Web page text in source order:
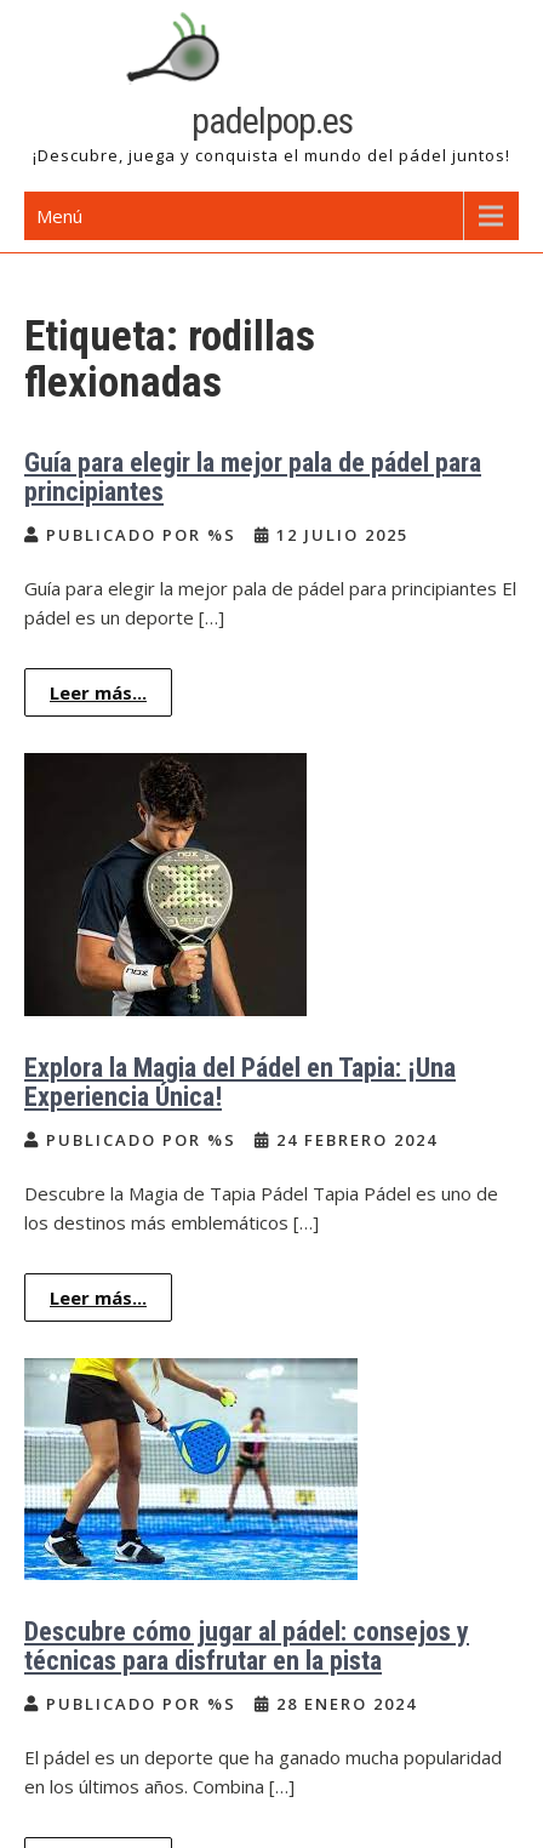
padelpop.es
¡Descubre, juega y conquista el mundo del pádel juntos!
Menú
Etiqueta: rodillas
flexionadas
Guía para elegir la mejor pala de pádel para
principiantes
PUBLICADO POR %S 12 JULIO 2025
Guía para elegir la mejor pala de pádel para principiantes El
pádel es un deporte […]
Leer más...
Explora la Magia del Pádel en Tapia: ¡Una
Experiencia Única!
PUBLICADO POR %S 24 FEBRERO 2024
Descubre la Magia de Tapia Pádel Tapia Pádel es uno de
los destinos más emblemáticos […]
Leer más...
Descubre cómo jugar al pádel: consejos y
técnicas para disfrutar en la pista
PUBLICADO POR %S 28 ENERO 2024
El pádel es un deporte que ha ganado mucha popularidad
en los últimos años. Combina […]